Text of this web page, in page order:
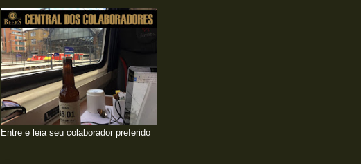
Entre e leia seu colaborador preferido